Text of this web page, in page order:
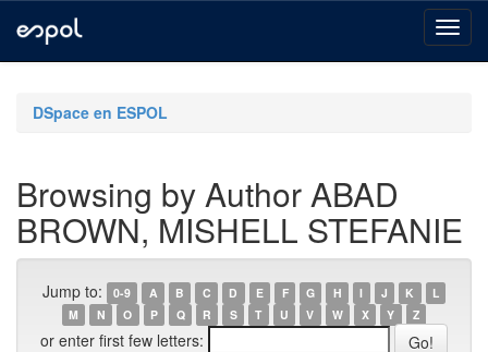
navigationDSpace en ESPOL
Browsing by Author ABAD
BROWN, MISHELL STEFANIE
Jump to: 0-9 A B C D E F G H I J K
L
M
N O P Q R S T U V W X Y Z
or enter first few letters: